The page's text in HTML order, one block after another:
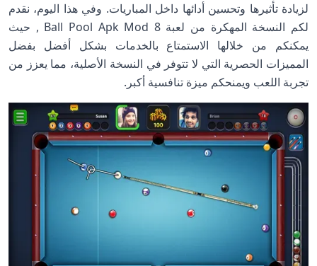
لزيادة تأثيرها وتحسين أدائها داخل المباريات. وفي هذا اليوم، نقدم
لكم النسخة المهكرة من لعبة 8 Ball Pool Apk Mod , حيث
يمكنكم من خلالها الاستمتاع بالخدمات بشكل أفضل بفضل
المميزات الحصرية التي لا تتوفر في النسخة الأصلية، مما يعزز من
تجربة اللعب ويمنحكم ميزة تنافسية أكبر.